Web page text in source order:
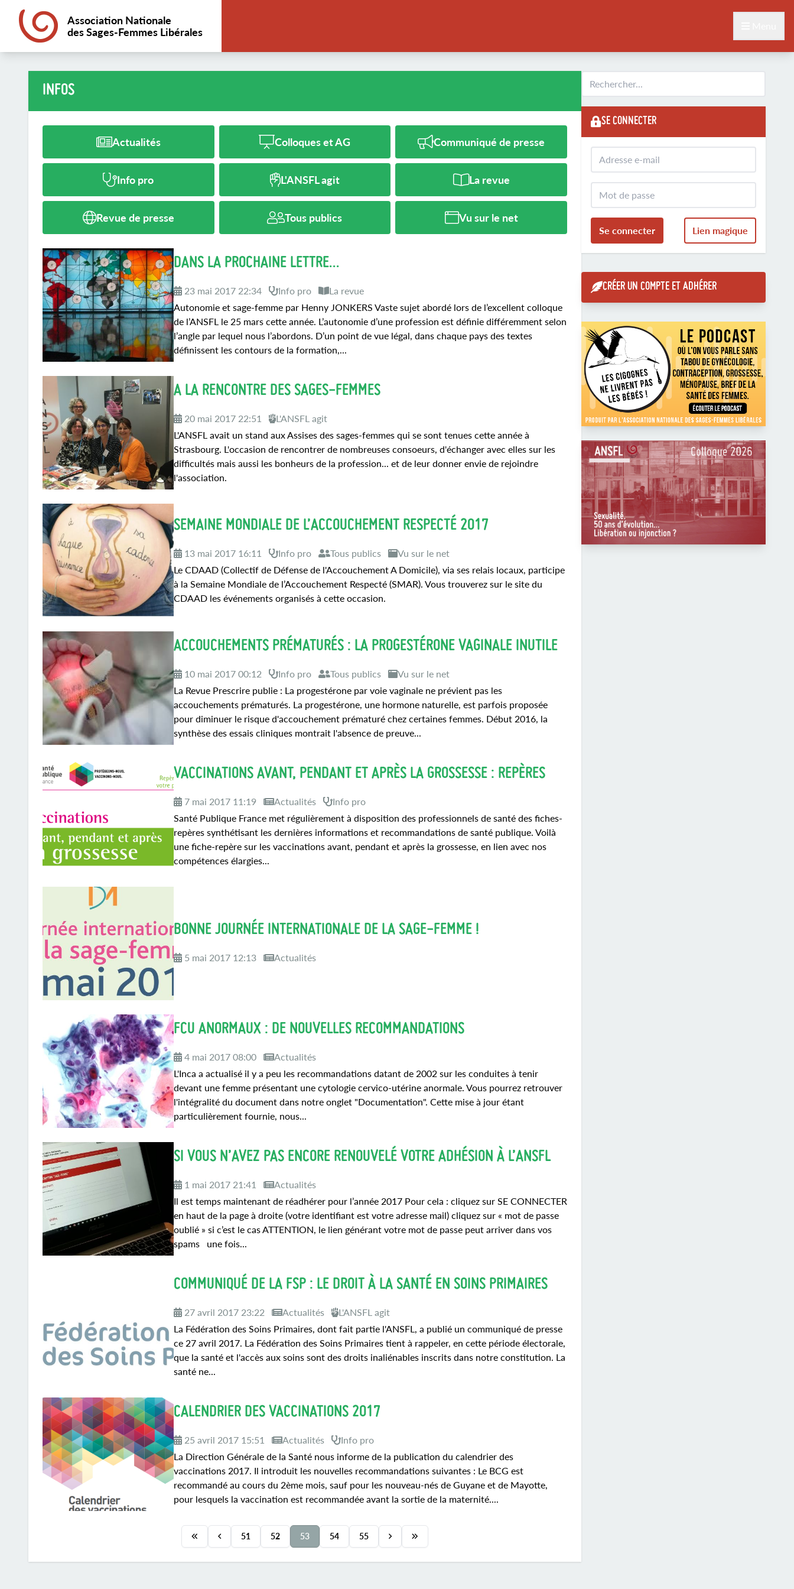
Association Nationale
des Sages-Femmes Libérales
INFOS
Actualités Colloques et AG Communiqué de presse
Info pro L'ANSFL agit La revue
Revue de presse Tous publics Vu sur le net
DANS LA PROCHAINE LETTRE…
23 mai 2017 22:34 Info pro
La revue
Autonomie et sage-femme par Henny JONKERS Vaste sujet abordé lors de l’excellent colloque
de l’ANSFL le 25 mars cette année. L’autonomie d’une profession est définie différemment selon
l’angle par lequel nous l’abordons. D’un point de vue légal, dans chaque pays des textes
définissent les contours de la formation,...
A LA RENCONTRE DES SAGES-FEMMES
20 mai 2017 22:51
L'ANSFL agit
L'ANSFL avait un stand aux Assises des sages-femmes qui se sont tenues cette année à
Strasbourg. L'occasion de rencontrer de nombreuses consoeurs, d'échanger avec elles sur les
difficultés mais aussi les bonheurs de la profession... et de leur donner envie de rejoindre
l'association.
SEMAINE MONDIALE DE L’ACCOUCHEMENT RESPECTÉ 2017
13 mai 2017 16:11 Info pro Tous publics
Vu sur le net
Le CDAAD (Collectif de Défense de l'Accouchement A Domicile), via ses relais locaux, participe
à la Semaine Mondiale de l’Accouchement Respecté (SMAR). Vous trouverez sur le site du
CDAAD les événements organisés à cette occasion.
ACCOUCHEMENTS PRÉMATURÉS : LA PROGESTÉRONE VAGINALE INUTILE
10 mai 2017 00:12 Info pro Tous publics
Vu sur le net
La Revue Prescrire publie : La progestérone par voie vaginale ne prévient pas les
accouchements prématurés. La progestérone, une hormone naturelle, est parfois proposée
pour diminuer le risque d'accouchement prématuré chez certaines femmes. Début 2016, la
synthèse des essais cliniques montrait l'absence de preuve...
VACCINATIONS AVANT, PENDANT ET APRÈS LA GROSSESSE : REPÈRES
7 mai 2017 11:19 Actualités
Info pro
Santé Publique France met régulièrement à disposition des professionnels de santé des fiches-
repères synthétisant les dernières informations et recommandations de santé publique. Voilà
une fiche-repère sur les vaccinations avant, pendant et après la grossesse, en lien avec nos
compétences élargies...
BONNE JOURNÉE INTERNATIONALE DE LA SAGE-FEMME !
5 mai 2017 12:13 Actualités
FCU ANORMAUX : DE NOUVELLES RECOMMANDATIONS
4 mai 2017 08:00
Actualités
L'Inca a actualisé il y a peu les recommandations datant de 2002 sur les conduites à tenir
devant une femme présentant une cytologie cervico-utérine anormale. Vous pourrez retrouver
l'intégralité du document dans notre onglet "Documentation". Cette mise à jour étant
particulièrement fournie, nous...
SI VOUS N’AVEZ PAS ENCORE RENOUVELÉ VOTRE ADHÉSION À L’ANSFL
1 mai 2017 21:41
Actualités
Il est temps maintenant de réadhérer pour l’année 2017 Pour cela : cliquez sur SE CONNECTER
en haut de la page à droite (votre identifiant est votre adresse mail) cliquez sur « mot de passe
oublié » si c’est le cas ATTENTION, le lien générant votre mot de passe peut arriver dans vos
spams une fois...
COMMUNIQUÉ DE LA FSP : LE DROIT À LA SANTÉ EN SOINS PRIMAIRES
27 avril 2017 23:22 Actualités
L'ANSFL agit
La Fédération des Soins Primaires, dont fait partie l'ANSFL, a publié un communiqué de presse
ce 27 avril 2017. La Fédération des Soins Primaires tient à rappeler, en cette période électorale,
que la santé et l'accès aux soins sont des droits inaliénables inscrits dans notre constitution. La
santé ne...
CALENDRIER DES VACCINATIONS 2017
25 avril 2017 15:51 Actualités
Info pro
La Direction Générale de la Santé nous informe de la publication du calendrier des
vaccinations 2017. Il introduit les nouvelles recommandations suivantes : Le BCG est
recommandé au cours du 2ème mois, sauf pour les nouveau-nés de Guyane et de Mayotte,
pour lesquels la vaccination est recommandée avant la sortie de la maternité....
51 52 53 54 55
SE CONNECTER
Se connecter Lien magique
CRÉER UN COMPTE ET ADHÉRER